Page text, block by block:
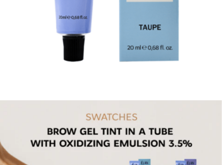
VEIDO KOSMETIKA
DEKORATYVINĖ KOSMETIKA
KŪNO PRIEŽIŪRA
DOVANŲ IDĖJOS
PRIEMONĖS PROFESIONALAMS